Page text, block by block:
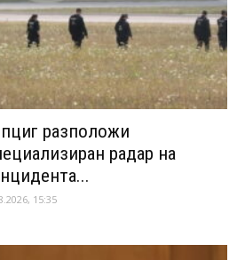
разположи
радар на
15:35